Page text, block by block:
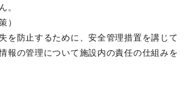
。
）
を防止するために、安全管理措置を講じて
報の管理について施設内の責任の仕組みを